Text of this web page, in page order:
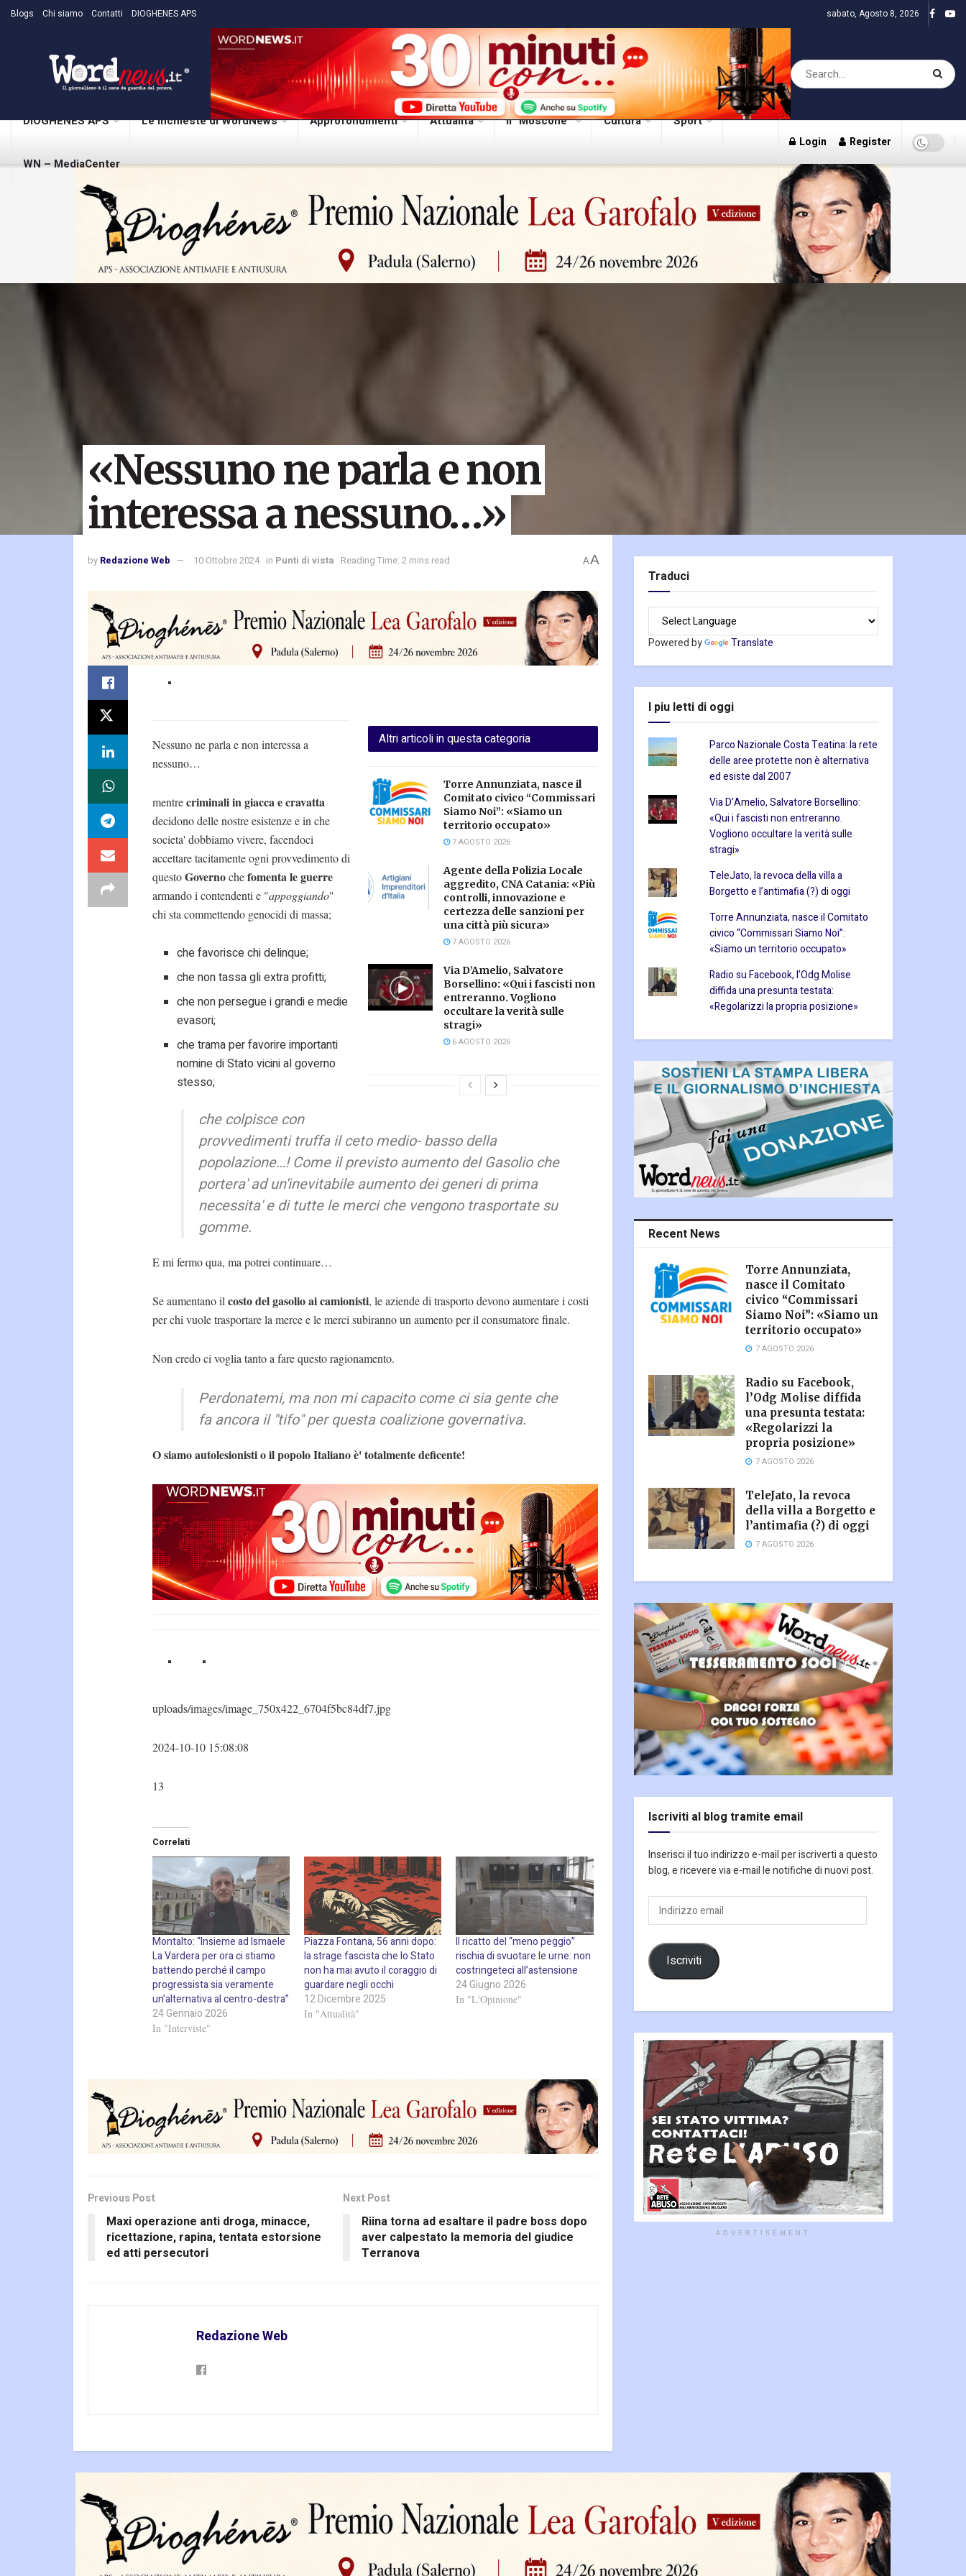
Blogs Chi siamo Contatti DIOGHENES APS sabato, Agosto 8, 2026
DIOGHENES APS Le inchieste di WordNews Approfondimenti Attualità Il “Moscone” Cultura Sport
WN – MediaCenter
Login Register
«Nessuno ne parla e non
interessa a nessuno…»
by Redazione Web 10 Ottobre 2024 in Punti di vista Reading Time: 2 mins read AA
Altri articoli in questa categoria
Torre Annunziata, nasce il
Comitato civico “Commissari
Siamo Noi”: «Siamo un
territorio occupato»
7 AGOSTO 2026
Agente della Polizia Locale
aggredito, CNA Catania: «Più
controlli, innovazione e
certezza delle sanzioni per
una città più sicura»
7 AGOSTO 2026
Via D’Amelio, Salvatore
Borsellino: «Qui i fascisti non
entreranno. Vogliono
occultare la verità sulle
stragi»
6 AGOSTO 2026
Nessuno ne parla e non interessa a
nessuno…
mentrecriminali in giacca e cravatta
decidono delle nostre esistenze e in che
societa' dobbiamo vivere, facendoci
accettare tacitamente ogni provvedimento di
questoGovernochefomenta le guerre
armando i contendenti e "appoggiando"
chi sta commettendo genocidi di massa;
che favorisce chi delinque;
che non tassa gli extra profitti;
che non persegue i grandi e medie
evasori;
che trama per favorire importanti
nomine di Stato vicini al governo
stesso;
che colpisce con
provvedimenti truffa il ceto medio- basso della
popolazione…! Come il previsto aumento del Gasolio che
portera' ad un'inevitabile aumento dei generi di prima
necessita' e di tutte le merci che vengono trasportate su
gomme.
E mi fermo qua, ma potrei continuare…
Se aumentano ilcosto del gasolio ai camionisti, le aziende di trasporto devono aumentare i costi
per chi vuole trasportare la merce e le merci subiranno un aumento per il consumatore finale.
Non credo ci voglia tanto a fare questo ragionamento.
Perdonatemi, ma non mi capacito come ci sia gente che
fa ancora il "tifo" per questa coalizione governativa.
O siamo autolesionisti o il popolo Italiano è' totalmente deficente!
uploads/images/image_750x422_6704f5bc84df7.jpg
2024-10-10 15:08:08
13
Correlati
Montalto: “Insieme ad Ismaele
La Vardera per ora ci stiamo
battendo perché il campo
progressista sia veramente
un’alternativa al centro-destra”
24 Gennaio 2026
In "Interviste"
Piazza Fontana, 56 anni dopo:
la strage fascista che lo Stato
non ha mai avuto il coraggio di
guardare negli occhi
12 Dicembre 2025
In "Attualità"
Il ricatto del “meno peggio”
rischia di svuotare le urne: non
costringeteci all’astensione
24 Giugno 2026
In "L'Opinione"
Previous Post
Maxi operazione anti droga, minacce,
ricettazione, rapina, tentata estorsione
ed atti persecutori
Next Post
Riina torna ad esaltare il padre boss dopo
aver calpestato la memoria del giudice
Terranova
Redazione Web
Traduci
Powered by Translate
I piu letti di oggi
Parco Nazionale Costa Teatina: la rete
delle aree protette non è alternativa
ed esiste dal 2007
Via D’Amelio, Salvatore Borsellino:
«Qui i fascisti non entreranno.
Vogliono occultare la verità sulle
stragi»
TeleJato, la revoca della villa a
Borgetto e l’antimafia (?) di oggi
Torre Annunziata, nasce il Comitato
civico “Commissari Siamo Noi”:
«Siamo un territorio occupato»
Radio su Facebook, l’Odg Molise
diffida una presunta testata:
«Regolarizzi la propria posizione»
Recent News
Torre Annunziata,
nasce il Comitato
civico “Commissari
Siamo Noi”: «Siamo un
territorio occupato»
7 AGOSTO 2026
Radio su Facebook,
l’Odg Molise diffida
una presunta testata:
«Regolarizzi la
propria posizione»
7 AGOSTO 2026
TeleJato, la revoca
della villa a Borgetto e
l’antimafia (?) di oggi
7 AGOSTO 2026
Iscriviti al blog tramite email
Inserisci il tuo indirizzo e-mail per iscriverti a questo
blog, e ricevere via e-mail le notifiche di nuovi post.
Indirizzo
email
Iscriviti
ADVERTISEMENT